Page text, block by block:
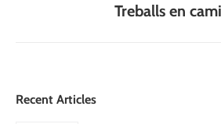
Next
Treballs en
Recent Articles